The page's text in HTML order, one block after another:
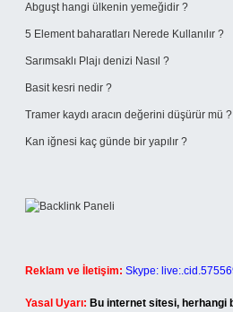
Abguşt hangi ülkenin yemeğidir ?
5 Element baharatları Nerede Kullanılır ?
Sarımsaklı Plajı denizi Nasıl ?
Basit kesri nedir ?
Tramer kaydı aracın değerini düşürür mü ?
Kan iğnesi kaç günde bir yapılır ?
Reklam ve İletişim: Skype:
Yasal Uyarı: Bu internet sitesi, herhangi